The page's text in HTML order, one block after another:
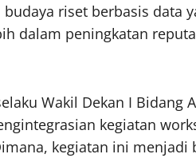
riset berbasis data
dalam peningkatan
Wakil Dekan I Bidang
kegiatan
kegiatan ini menjadi